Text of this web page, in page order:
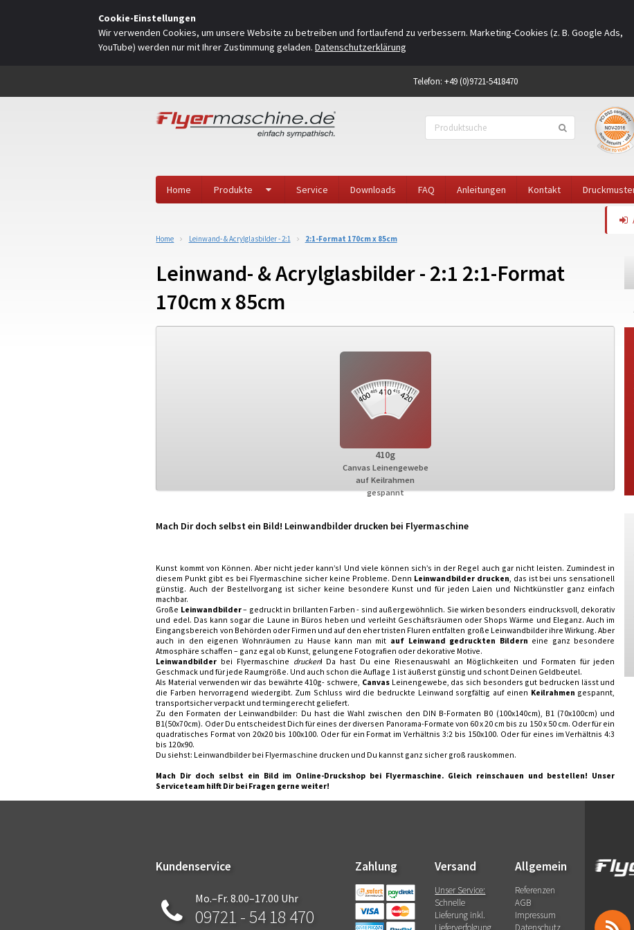
Cookie-Einstellungen
Wir verwenden Cookies, um unsere Website zu betreiben und fortlaufend zu verbessern. Marketing-Cookies (z. B. Google Ads,
YouTube) werden nur mit Ihrer Zustimmung geladen. Datenschutzerklärung
Telefon: +49 (0)9721-5418470
Home Produkte Service Downloads FAQ Anleitungen Kontakt
Home Leinwand- & Acrylglasbilder - 2:1 2:1-Format 170cm x 85cm
Leinwand- & Acrylglasbilder - 2:1 2:1-Format
170cm x 85cm
410g
Canvas Leinengewebe
auf Keilrahmen
gespannt
Mach Dir doch selbst ein Bild! Leinwandbilder drucken bei Flyermaschine
Kunst kommt von Können. Aber nicht jeder kann’s! Und viele können sich’s in der Regel auch gar nicht leisten. Zumindest in
diesem Punkt gibt es bei Flyermaschine sicher keine Probleme. Denn Leinwandbilder drucken, das ist bei uns sensationell
günstig. Auch der Bestellvorgang ist sicher keine besondere Kunst und für jeden Laien und Nichtkünstler ganz einfach
machbar.
Große Leinwandbilder– gedruckt in brillanten Farben - sind außergewöhnlich. Sie wirken besonders eindrucksvoll, dekorativ
und edel. Das kann sogar die Laune in Büros heben und verleiht Geschäftsräumen oder Shops Wärme und Eleganz. Auch im
Eingangsbereich von Behörden oder Firmen und auf den eher tristen Fluren entfalten große Leinwandbilder ihre Wirkung. Aber
auch in den eigenen Wohnräumen zu Hause kann man mit auf Leinwand gedruckten Bildern eine ganz besondere
Atmosphäre schaffen – ganz egal ob Kunst, gelungene Fotografien oder dekorative Motive.
Leinwandbilder bei Flyermaschine drucken! Da hast Du eine Riesenauswahl an Möglichkeiten und Formaten für jeden
Geschmack und für jede Raumgröße. Und auch schon die Auflage 1 ist äußerst günstig und schont Deinen Geldbeutel.
Als Material verwenden wir das bewährte 410g- schwere, CanvasLeinengewebe, das sich besonders gut bedrucken lässt und
die Farben hervorragend wiedergibt. Zum Schluss wird die bedruckte Leinwand sorgfältig auf einen Keilrahmen gespannt,
transportsicher verpackt und termingerecht geliefert.
Zu den Formaten der Leinwandbilder: Du hast die Wahl zwischen den DIN B-Formaten B0 (100x140cm), B1 (70x100cm) und
B1(50x70cm). Oder Du entscheidest Dich für eines der diversen Panorama-Formate von 60 x 20 cm bis zu 150 x 50 cm. Oder für ein
quadratisches Format von 20x20 bis 100x100. Oder für ein Format im Verhältnis 3:2 bis 150x100. Oder für eines im Verhältnis 4:3
bis 120x90.
Du siehst: Leinwandbilder bei Flyermaschine drucken und Du kannst ganz sicher groß rauskommen.
Mach Dir doch selbst ein Bild im Online-Druckshop bei Flyermaschine. Gleich reinschauen und bestellen! Unser
Serviceteam hilft Dir bei Fragen gerne weiter!
Kundenservice
Mo.–Fr. 8.00–17.00 Uhr
09721 - 54 18 470
Zahlung Versand
Unser Service:
Schnelle
Lieferung inkl.
Allgemein
Referenzen
AGB
Impressum